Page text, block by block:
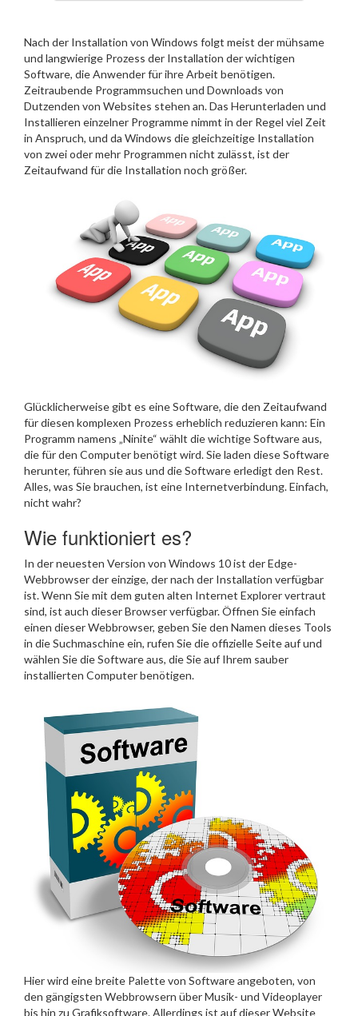
Nach der Installation von Windows folgt meist der mühsame
und langwierige Prozess der Installation der wichtigen
Software, die Anwender für ihre Arbeit benötigen.
Zeitraubende Programmsuchen und Downloads von
Dutzenden von Websites stehen an. Das Herunterladen und
Installieren einzelner Programme nimmt in der Regel viel Zeit
in Anspruch, und da Windows die gleichzeitige Installation
von zwei oder mehr Programmen nicht zulässt, ist der
Zeitaufwand für die Installation noch größer.
Glücklicherweise gibt es eine Software, die den Zeitaufwand
für diesen komplexen Prozess erheblich reduzieren kann: Ein
Programm namens „Ninite“ wählt die wichtige Software aus,
die für den Computer benötigt wird. Sie laden diese Software
herunter, führen sie aus und die Software erledigt den Rest.
Alles, was Sie brauchen, ist eine Internetverbindung. Einfach,
nicht wahr?
Wie funktioniert es?
In der neuesten Version von Windows 10 ist der Edge-
Webbrowser der einzige, der nach der Installation verfügbar
ist. Wenn Sie mit dem guten alten Internet Explorer vertraut
sind, ist auch dieser Browser verfügbar. Öffnen Sie einfach
einen dieser Webbrowser, geben Sie den Namen dieses Tools
in die Suchmaschine ein, rufen Sie die offizielle Seite auf und
wählen Sie die Software aus, die Sie auf Ihrem sauber
installierten Computer benötigen.
Hier wird eine breite Palette von Software angeboten, von
den gängigsten Webbrowsern über Musik- und Videoplayer
bis hin zu Grafiksoftware. Allerdings ist auf dieser Website